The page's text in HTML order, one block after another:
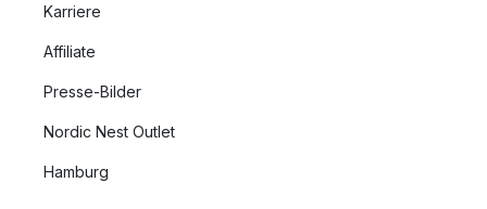
Karriere
Affiliate
Presse-Bilder
Nordic Nest Outlet
Hamburg